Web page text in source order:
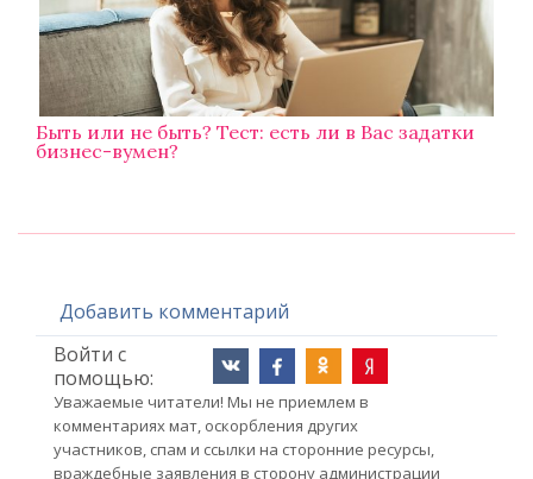
Быть или не быть? Тест: есть ли в Вас задатки
бизнес-вумен?
Добавить комментарий
Войти с
помощью:
Уважаемые читатели! Мы не приемлем в
комментариях мат, оскорбления других
участников, спам и ссылки на сторонние ресурсы,
враждебные заявления в сторону администрации